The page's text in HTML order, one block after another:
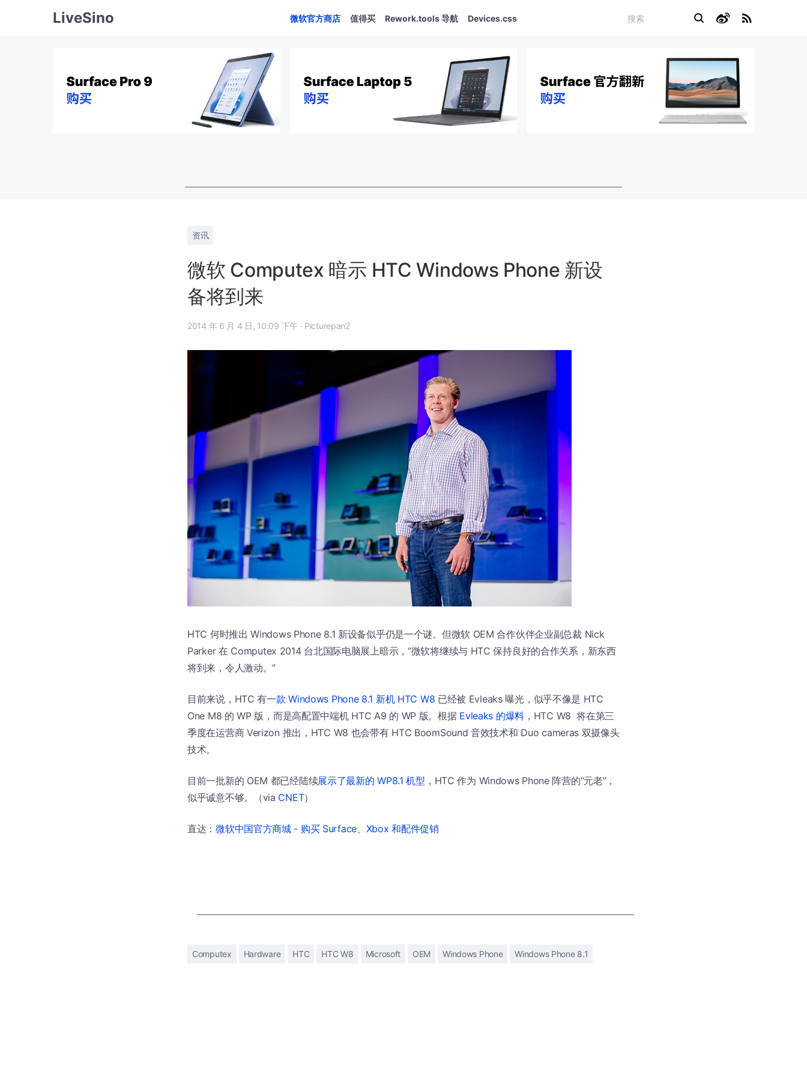
LiveSino 微软官方商店 值得买 Rework.tools 导航 Devices.css
资讯
微软 Computex 暗示 HTC Windows Phone 新设
备将到来
2014 年 6 月 4 日, 10:09 下午 · Picturepan2
HTC 何时推出 Windows Phone 8.1 新设备似乎仍是一个谜。但微软 OEM 合作伙伴企业副总裁 Nick
Parker 在 Computex 2014 台北国际电脑展上暗示，“微软将继续与 HTC 保持良好的合作关系，新东西
将到来，令人激动。”
目前来说，HTC 有一款 Windows Phone 8.1 新机 HTC W8 已经被 Evleaks 曝光，似乎不像是 HTC
One M8 的 WP 版，而是高配置中端机 HTC A9 的 WP 版。根据 Evleaks 的爆料 ，HTC W8 将在第三
季度在运营商 Verizon 推出，HTC W8 也会带有 HTC BoomSound 音效技术和 Duo cameras 双摄像头
技术。
目前一批新的 OEM 都已经陆续展示了最新的 WP8.1 机型 ，HTC 作为 Windows Phone 阵营的“元老”，
似乎诚意不够。（via CNET）
直达：微软中国官方商城 - 购买 Surface、Xbox 和配件促销
Computex Hardware HTC HTC W8 Microsoft OEM Windows Phone Windows Phone 8.1